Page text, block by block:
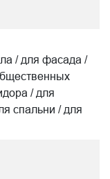
/ для фасада /
/ для
спальни / для